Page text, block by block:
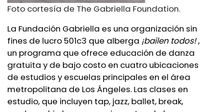
Foto cortesía de The Gabriella Foundation.
La Fundación Gabriella es una organización sin
fines de lucro 501c3 que alberga ¡bailen todos!,
un programa que ofrece educación de danza
gratuita y de bajo costo en cuatro ubicaciones
de estudios y escuelas principales en el área
metropolitana de Los Ángeles. Las clases en
estudio, que incluyen tap, jazz, ballet, break,